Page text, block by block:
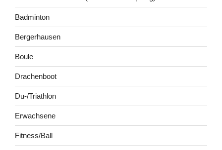
Badminton
Bergerhausen
Boule
Drachenboot
Du-/Triathlon
Erwachsene
Fitness/Ball